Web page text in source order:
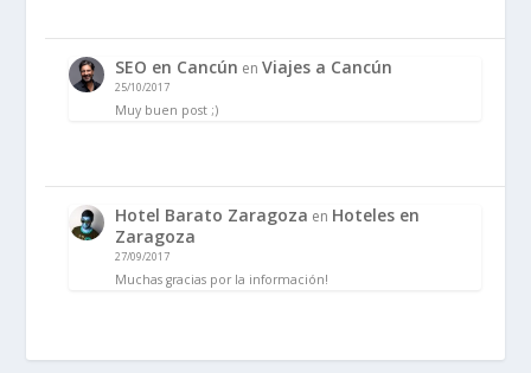
SEO en Cancún enViajes a Cancún
25/10/2017
Muy buen post ;)
Hotel Barato Zaragoza en Hoteles en
Zaragoza
27/09/2017
Muchas gracias por la información!